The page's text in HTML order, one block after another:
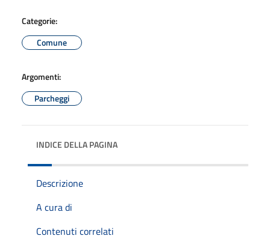
Categorie:
Comune
Argomenti:
Parcheggi
INDICE DELLA PAGINA
Descrizione
A cura di
Contenuti correlati